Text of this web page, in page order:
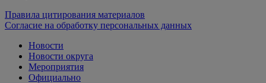
Правила цитирования материалов
Согласие на обработку персональных данных
Новости
Новости округа
Мероприятия
Официально